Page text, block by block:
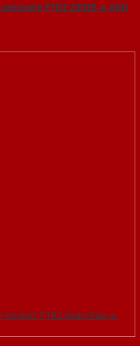
P1R2 23029-a-SGD